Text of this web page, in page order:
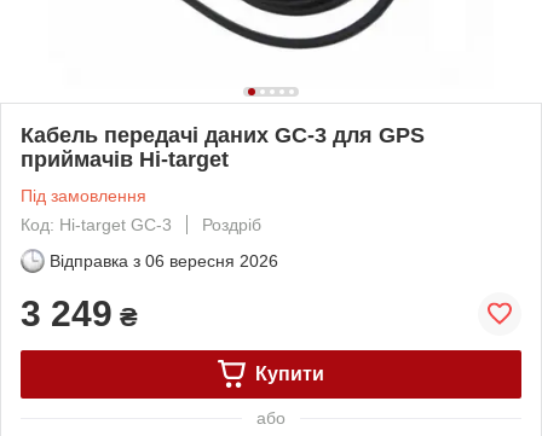
Кабель передачі даних GC-3 для GPS
приймачів Hi-target
Під замовлення
Код: Hi-target GC-3
Роздріб
Відправка з 06 вересня 2026
3 249 ₴
Купити
або